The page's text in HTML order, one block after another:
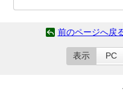
前のページへ戻
表示 PC